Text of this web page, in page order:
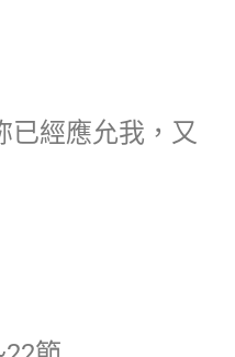
已經應允我，又